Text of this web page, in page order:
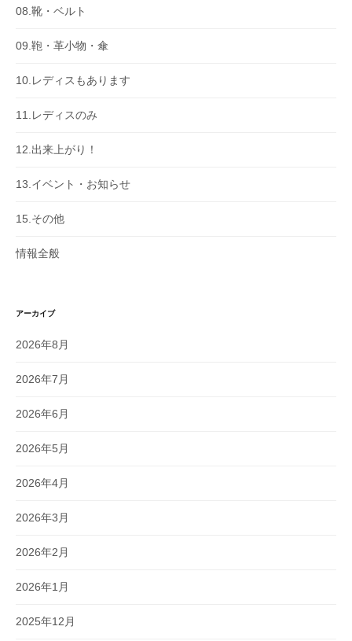
08.靴・ベルト
09.鞄・革小物・傘
10.レディスもあります
11.レディスのみ
12.出来上がり！
13.イベント・お知らせ
15.その他
情報全般
アーカイブ
2026年8月
2026年7月
2026年6月
2026年5月
2026年4月
2026年3月
2026年2月
2026年1月
2025年12月